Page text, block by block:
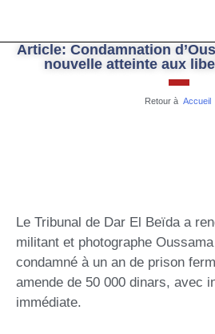
Article: Condamnation
nouvelle atteinte aux
Retour à Accueil
Le Tribunal de Dar El Beïda a
militant et photographe
condamné à un an de prison
amende de 50 000 dinars, avec
immédiate.